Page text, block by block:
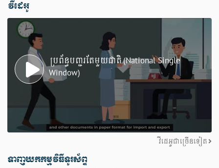
វីដេអូ
ប្រព័ន្ធបញ្ជរតែមួយជាតិ (National Single
Window)
វីដេអូជាច្រើនទៀត
ទាញយកកម្មវិធីទូរស័ព្ទ